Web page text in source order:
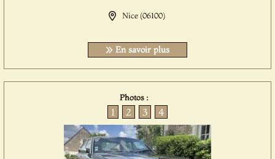
Nice (06100)
En savoir plus
Photos :
1 2 3 4